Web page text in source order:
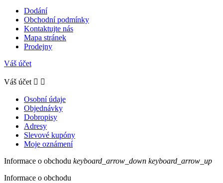
Dodání
Obchodní podmínky
Kontaktujte nás
Mapa stránek
Prodejny
Váš účet
Váš účet  
Osobní údaje
Objednávky
Dobropisy
Adresy
Slevové kupóny
Moje oznámení
Informace o obchodu keyboard_arrow_down keyboard_arrow_up
Informace o obchodu